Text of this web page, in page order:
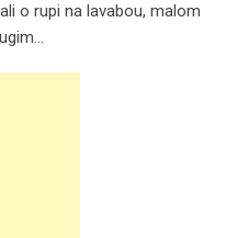
o rupi na lavabou, malom